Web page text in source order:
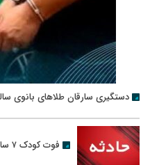
دستگیری سارقان طلاهای بانوی
فوت کودک ۷ ساله رفسنجانی در سانحه رانندگی